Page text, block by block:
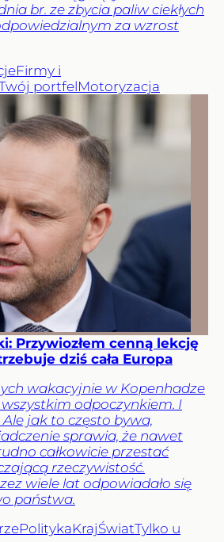
br. ze zbycia paliw ciekłych
za wzrost
Firmy i
portfelMotoryzacja
Przywiozłem cenną lekcję
dziś cała Europa
wakacyjnie w Kopenhadze
wszystkim odpoczynkiem. I
Ale jak to często bywa,
sprawia, że nawet
całkowicie przestać
rzeczywistość.
wiele lat odpowiadało się
państwa.
PolitykaKrajŚwiatTylko u